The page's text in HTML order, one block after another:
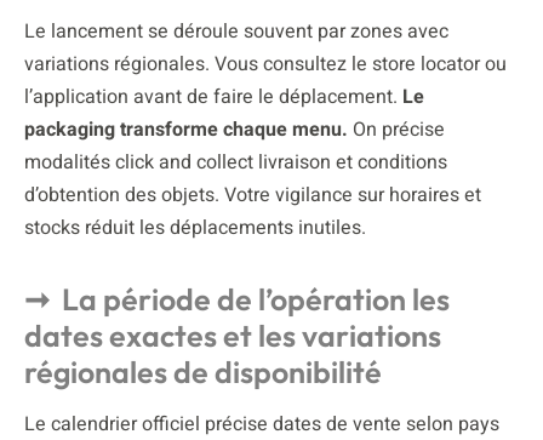
Le lancement se déroule souvent par zones avec
variations régionales. Vous consultez le store locator ou
l’application avant de faire le déplacement. Le
packaging transforme chaque menu. On précise
modalités click and collect livraison et conditions
d’obtention des objets. Votre vigilance sur horaires et
stocks réduit les déplacements inutiles.
La période de l’opération les
dates exactes et les variations
régionales de disponibilité
Le calendrier officiel précise dates de vente selon pays